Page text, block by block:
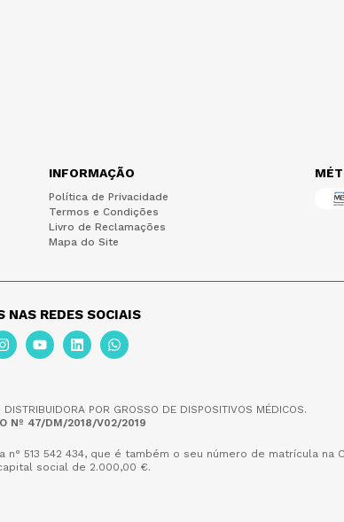
INFORMAÇÃO
Política de Privacidade
Termos e Condições
Livro de Reclamações
Mapa do Site
NAS REDES SOCIAIS
POR GROSSO DE DISPOSITIVOS MÉDICOS.
Nº 47/DM/2018/V02/2019
n° 513 542 434, que é também o seu número de matrícula na
social de 2.000,00 €.